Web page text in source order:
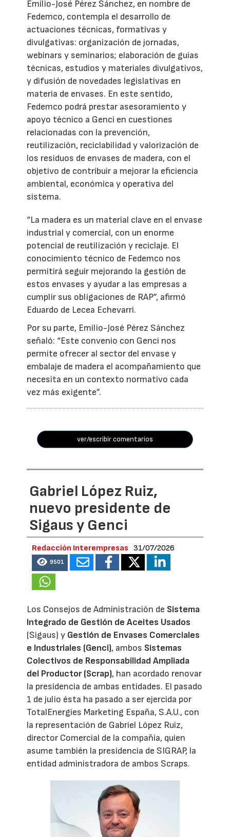
Emilio-José Pérez Sánchez, en nombre de
Fedemco, contempla el desarrollo de
actuaciones técnicas, formativas y
divulgativas: organización de jornadas,
webinars y seminarios; elaboración de guías
técnicas, estudios y materiales divulgativos,
y difusión de novedades legislativas en
materia de envases. En este sentido,
Fedemco podrá prestar asesoramiento y
apoyo técnico a Genci en cuestiones
relacionadas con la prevención,
reutilización, reciclabilidad y valorización de
los residuos de envases de madera, con el
objetivo de contribuir a mejorar la eficiencia
ambiental, económica y operativa del
sistema.
“La madera es un material clave en el envase
industrial y comercial, con un enorme
potencial de reutilización y reciclaje. El
conocimiento técnico de Fedemco nos
permitirá seguir mejorando la gestión de
estos envases y ayudar a las empresas a
cumplir sus obligaciones de RAP”, afirmó
Eduardo de Lecea Echevarri.
Por su parte, Emilio-José Pérez Sánchez
señaló: “Este convenio con Genci nos
permite ofrecer al sector del envase y
embalaje de madera el acompañamiento que
necesita en un contexto normativo cada
vez más exigente”.
ver/escribir comentarios
Gabriel López Ruiz,
nuevo presidente de
Sigaus y Genci
Redacción Interempresas 31/07/2026
9501
Los Consejos de Administración de Sistema
Integrado de Gestión de Aceites Usados
(Sigaus) y Gestión de Envases Comerciales
e Industriales (Genci), ambos Sistemas
Colectivos de Responsabilidad Ampliada
del Productor (Scrap), han acordado renovar
la presidencia de ambas entidades. El pasado
1 de julio ésta ha pasado a ser ejercida por
TotalEnergies Marketing España, S.A.U., con
la representación de Gabriel López Ruiz,
director Comercial de la compañía, quien
asume también la presidencia de SIGRAP, la
entidad administradora de ambos Scraps.